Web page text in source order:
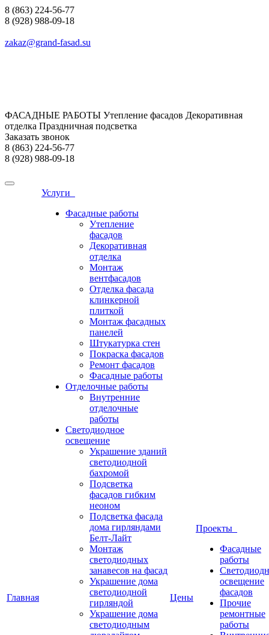
8 (863) 224-56-77
8 (928) 988-09-18
zakaz@grand-fasad.su
ФАСАДНЫЕ РАБОТЫ Утепление фасадов Декоративная
отделка Праздничная подсветка
Заказать звонок
8 (863) 224-56-77
8 (928) 988-09-18
Главная
Услуги
Фасадные работы
Утепление
фасадов
Декоративная
отделка
Монтаж
вентфасадов
Отделка фасада
клинкерной
плиткой
Монтаж фасадных
панелей
Штукатурка стен
Покраска фасадов
Ремонт фасадов
Фасадные работы
Отделочные работы
Внутренние
отделочные
работы
Светодиодное
освещение
Украшение зданий
светодиодной
бахромой
Подсветка
фасадов гибким
неоном
Подсветка фасада
дома гирляндами
Белт-Лайт
Монтаж
светодиодных
занавесов на фасад
Украшение дома
светодиодной
гирляндой
Украшение дома
светодиодным
Цены
Проекты
Фасадные
работы
освещение
фасадов
Прочие
ремонтные
работы